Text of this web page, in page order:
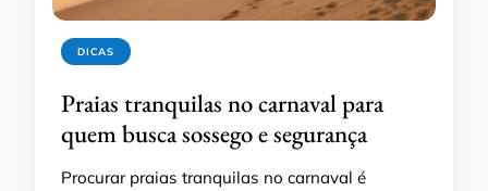
DICAS
Praias tranquilas no carnaval para
quem busca sossego e segurança
Procurar praias tranquilas no carnaval é